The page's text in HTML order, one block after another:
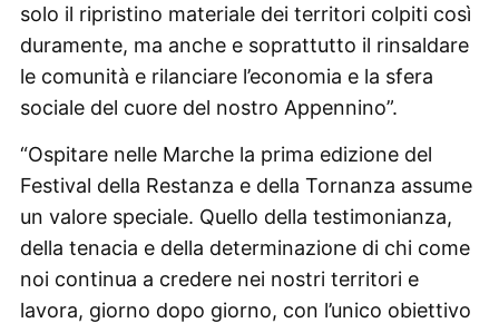
solo il ripristino materiale dei territori colpiti così
duramente, ma anche e soprattutto il rinsaldare
le comunità e rilanciare l’economia e la sfera
sociale del cuore del nostro Appennino”.
“Ospitare nelle Marche la prima edizione del
Festival della Restanza e della Tornanza assume
un valore speciale. Quello della testimonianza,
della tenacia e della determinazione di chi come
noi continua a credere nei nostri territori e
lavora, giorno dopo giorno, con l’unico obiettivo